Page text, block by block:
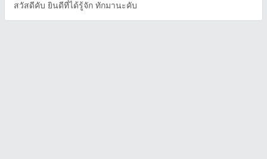
สวัสดีคับ ยินดีที่ได้รู้จัก ทักมานะคับ